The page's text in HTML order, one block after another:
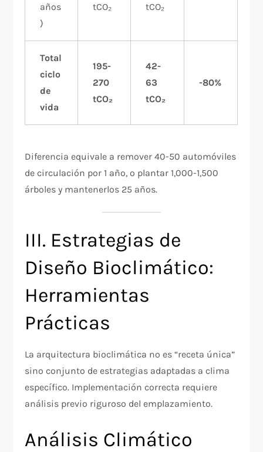
años
)
tCO₂
tCO₂
Total
ciclo
de
vida
195-
270
tCO₂
42-
63
tCO₂
-80%
Diferencia equivale a remover 40-50 automóviles
de circulación por 1 año, o plantar 1,000-1,500
árboles y mantenerlos 25 años.
III. Estrategias de
Diseño Bioclimático:
Herramientas
Prácticas
La arquitectura bioclimática no es “receta única”
sino conjunto de estrategias adaptadas a clima
específico. Implementación correcta requiere
análisis previo riguroso del emplazamiento.
Análisis Climático